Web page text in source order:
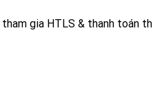
tham gia HTLS & thanh toán